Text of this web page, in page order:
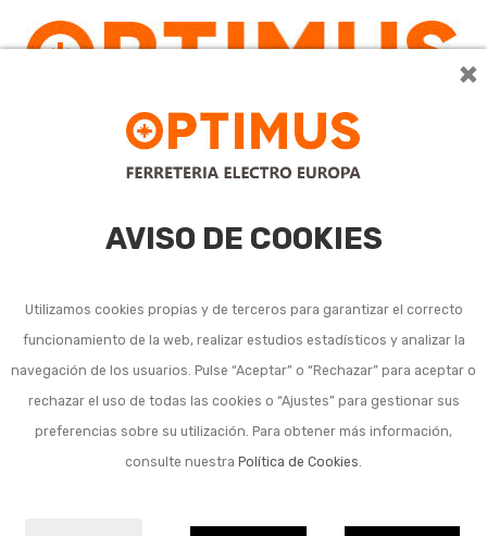
×
AVISO DE COOKIES
Utilizamos cookies propias y de terceros para garantizar el correcto
funcionamiento de la web, realizar estudios estadísticos y analizar la
navegación de los usuarios. Pulse “Aceptar” o “Rechazar” para aceptar o
rechazar el uso de todas las cookies o “Ajustes” para gestionar sus
preferencias sobre su utilización. Para obtener más información,
consulte nuestra Política de Cookies.
Cuchillos universales
cocina
Ordenar por: 24